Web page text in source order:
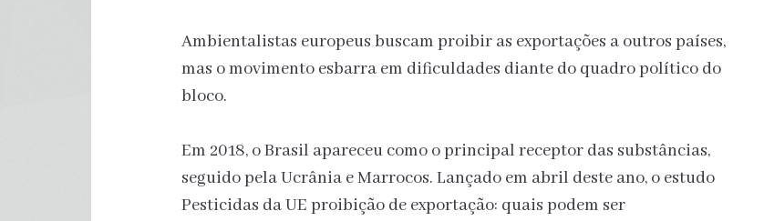
Ambientalistas europeus buscam proibir as exportações a outros países,
mas o movimento esbarra em dificuldades diante do quadro político do
bloco.
Em 2018, o Brasil apareceu como o principal receptor das substâncias,
seguido pela Ucrânia e Marrocos. Lançado em abril deste ano, o estudo
Pesticidas da UE proibição de exportação: quais podem ser